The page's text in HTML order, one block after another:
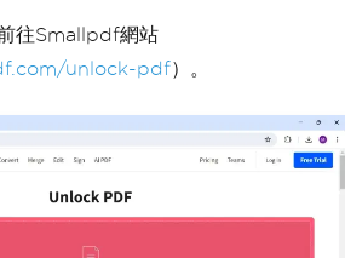
往Smallpdf網站
unlock-pdf）。